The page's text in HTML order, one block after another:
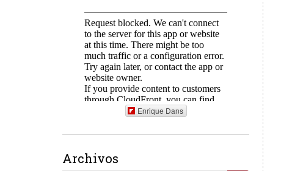
Enrique Dans
Archivos